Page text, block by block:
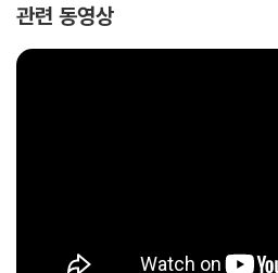
관련 동영상